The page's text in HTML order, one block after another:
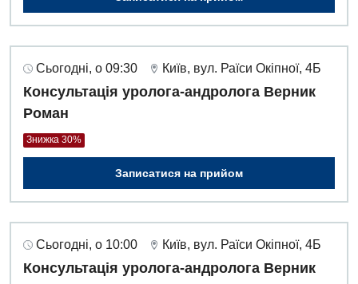
Сьогодні, о 09:30 Київ, вул. Раїси Окіпної, 4Б
Консультація уролога-андролога Верник
Роман
Знижка 30%
Записатися на прийом
Сьогодні, о 10:00 Київ, вул. Раїси Окіпної, 4Б
Консультація уролога-андролога Верник